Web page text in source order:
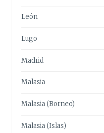
León
Lugo
Madrid
Malasia
Malasia (Borneo)
Malasia (Islas)